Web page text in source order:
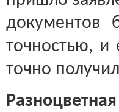
документов
точностью, и
точно